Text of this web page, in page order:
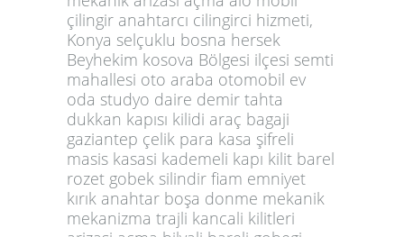
çilingir anahtarcı cilingirci hizmeti,
Konya selçuklu bosna hersek
Beyhekim kosova Bölgesi ilçesi semti
mahallesi oto araba otomobil ev
oda studyo daire demir tahta
dukkan kapısı kilidi araç bagaji
gaziantep çelik para kasa şifreli
masis kasasi kademeli kapı kilit barel
rozet gobek silindir fiam emniyet
kırık anahtar boşa donme mekanik
mekanizma trajli kancali kilitleri